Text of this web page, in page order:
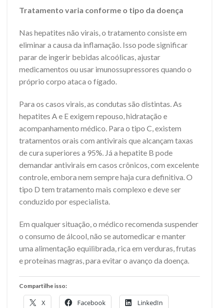
Tratamento varia conforme o tipo da doença
Nas hepatites não virais, o tratamento consiste em
eliminar a causa da inflamação. Isso pode significar
parar de ingerir bebidas alcoólicas, ajustar
medicamentos ou usar imunossupressores quando o
próprio corpo ataca o fígado.
Para os casos virais, as condutas são distintas. As
hepatites A e E exigem repouso, hidratação e
acompanhamento médico. Para o tipo C, existem
tratamentos orais com antivirais que alcançam taxas
de cura superiores a 95%. Já a hepatite B pode
demandar antivirais em casos crônicos, com excelente
controle, embora nem sempre haja cura definitiva. O
tipo D tem tratamento mais complexo e deve ser
conduzido por especialista.
Em qualquer situação, o médico recomenda suspender
o consumo de álcool, não se automedicar e manter
uma alimentação equilibrada, rica em verduras, frutas
e proteínas magras, para evitar o avanço da doença.
Compartilhe isso:
X Facebook LinkedIn